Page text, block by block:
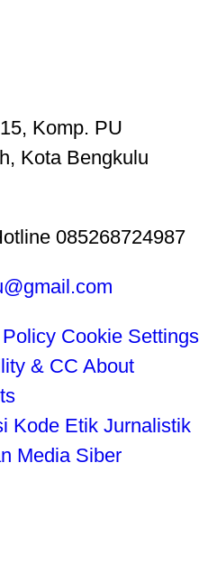
Komp. PU
Kota Bengkulu
085268724987
Cookie Settings
& CC About
Kode Etik Jurnalistik
Media Siber